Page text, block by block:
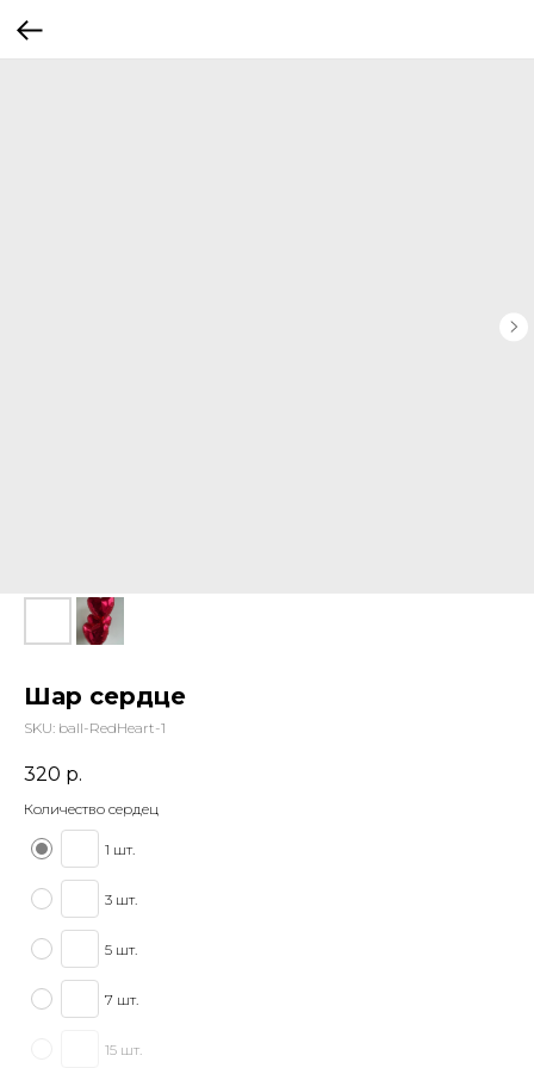
Шар сердце
SKU: ball-RedHeart-1
320 р.
Количество сердец
1 шт.
3 шт.
5 шт.
7 шт.
15 шт.